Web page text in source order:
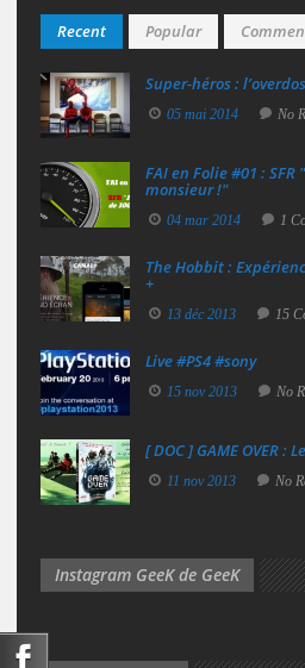
Recent Popular
Super‑héros :
05 mai 2014 No
FAI en Folie #01 :
monsieur !"
04 mar 2014 1
The Hobbit :
+
13 déc 2013 15
Live #PS4 #sony
15 nov 2013 No
[ DOC ] GAME OVER :
11 nov 2013 No
Instagram GeeK de GeeK